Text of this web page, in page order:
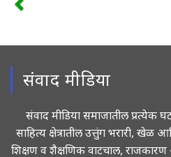
संवाद मीडिया
संवाद मीडिया समाजातील प्रत्येक
साहित्य क्षेत्रातील उत्तुंग भरारी, खेळ
शिक्षण व शैक्षणिक वाटचाल, राजकारण